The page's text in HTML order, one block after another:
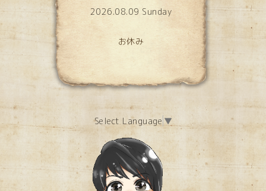
2026.08.09 Sunday
お休み
Select Language ▼